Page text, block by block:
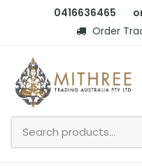
0416636465
Order